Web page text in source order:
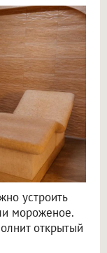
устроить
мороженое.
открытый